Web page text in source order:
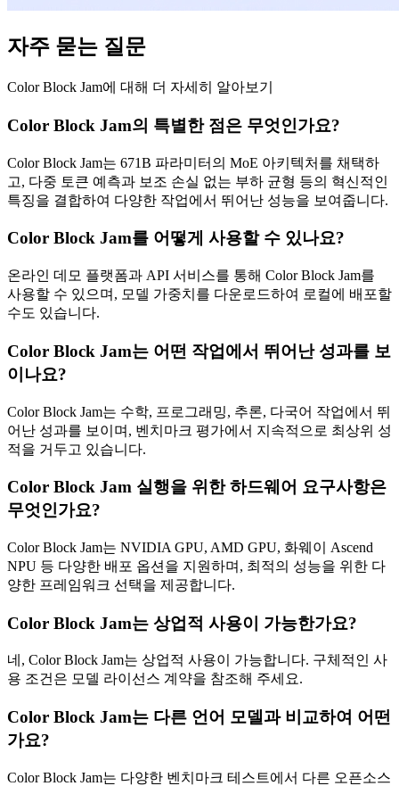
자주 묻는 질문
Color Block Jam에 대해 더 자세히 알아보기
Color Block Jam의 특별한 점은 무엇인가요?
Color Block Jam는 671B 파라미터의 MoE 아키텍처를 채택하
고, 다중 토큰 예측과 보조 손실 없는 부하 균형 등의 혁신적인
특징을 결합하여 다양한 작업에서 뛰어난 성능을 보여줍니다.
Color Block Jam를 어떻게 사용할 수 있나요?
온라인 데모 플랫폼과 API 서비스를 통해 Color Block Jam를
사용할 수 있으며, 모델 가중치를 다운로드하여 로컬에 배포할
수도 있습니다.
Color Block Jam는 어떤 작업에서 뛰어난 성과를 보
이나요?
Color Block Jam는 수학, 프로그래밍, 추론, 다국어 작업에서 뛰
어난 성과를 보이며, 벤치마크 평가에서 지속적으로 최상위 성
적을 거두고 있습니다.
Color Block Jam 실행을 위한 하드웨어 요구사항은
무엇인가요?
Color Block Jam는 NVIDIA GPU, AMD GPU, 화웨이 Ascend
NPU 등 다양한 배포 옵션을 지원하며, 최적의 성능을 위한 다
양한 프레임워크 선택을 제공합니다.
Color Block Jam는 상업적 사용이 가능한가요?
네, Color Block Jam는 상업적 사용이 가능합니다. 구체적인 사
용 조건은 모델 라이선스 계약을 참조해 주세요.
Color Block Jam는 다른 언어 모델과 비교하여 어떤
가요?
Color Block Jam는 다양한 벤치마크 테스트에서 다른 오픈소스